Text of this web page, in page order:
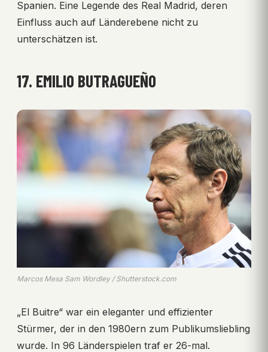
Spanien. Eine Legende des Real Madrid, deren
Einfluss auch auf Länderebene nicht zu
unterschätzen ist.
17. EMILIO BUTRAGUEÑO
Marcos Mesa Sam Wordley / Shutterstock.com
„El Buitre“ war ein eleganter und effizienter
Stürmer, der in den 1980ern zum Publikumsliebling
wurde. In 96 Länderspielen traf er 26-mal.